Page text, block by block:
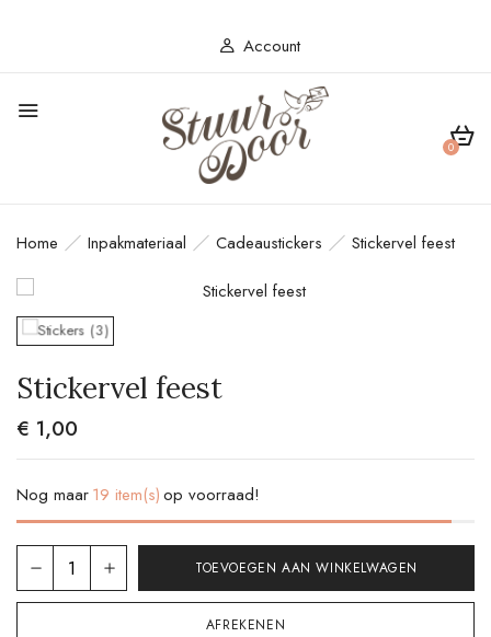
Account
0
Home Inpakmateriaal Cadeaustickers Stickervel feest
Stickervel feest
€ 1,00
Nog maar19 item(s)op voorraad!
TOEVOEGEN AAN WINKELWAGEN
AFREKENEN
BE THE FIRST TO REVIEW
“STICKERVEL FEEST”